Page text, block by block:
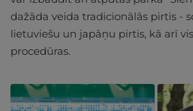
dažāda veida tradicionālās pirtis -
lietuviešu un japāņu pirtis, kā arī
procedūras.